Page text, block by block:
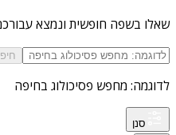
שאלו בשפה חופשית ונמצא
לדוגמה: מחפש פסיכולוג בחיפה
סנן